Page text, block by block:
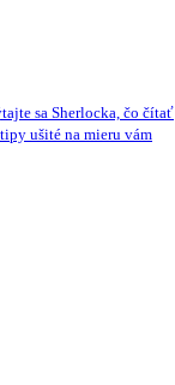
sa Sherlocka, čo čítať
ušité na mieru vám